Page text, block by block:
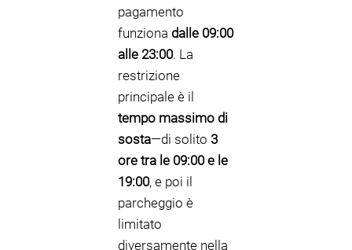
pagamento
funziona dalle 09:00
alle 23:00. La
restrizione
principale è il
tempo massimo di
sosta—di solito 3
ore tra le 09:00 e le
19:00, e poi il
parcheggio è
limitato
diversamente nella